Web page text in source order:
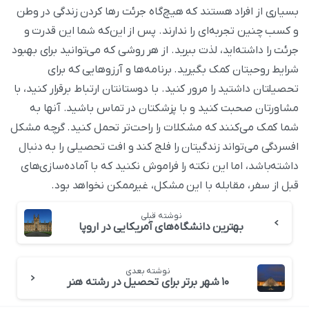
بسیاری از افراد هستند که هیچ‌گاه جرئت رها کردن زندگی در وطن
و کسب چنین تجربه‌ای را ندارند. پس از این‌که شما این قدرت و
جرئت را داشته‌اید، لذت ببرید. از هر روشی که می‌توانید برای بهبود
شرایط روحیتان کمک بگیرید. برنامه‌ها و آرزوهایی که برای
تحصیلتان داشتید را مرور کنید. با دوستانتان ارتباط برقرار کنید، با
مشاورتان صحبت کنید و با پزشکتان در تماس باشید. آنها به
شما کمک می‌کنند که مشکلات را راحت‌تر تحمل کنید. گرچه مشکل
افسردگی می‌تواند زندگیتان را فلج کند و افت تحصیلی را به دنبال
داشته‌باشد، اما این نکته را فراموش نکنید که با آماده‌سازی‌های
قبل از سفر، مقابله با این مشکل، غیر‌ممکن نخواهد بود.
نوشته قبلی
بهترین دانشگاه‌های آمریکایی در اروپا
نوشته بعدی
۱۰ شهر برتر برای تحصیل در رشته هنر